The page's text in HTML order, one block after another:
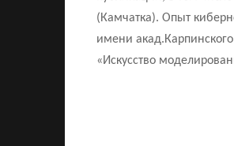
(Камчатка). Опыт
имени
«Искусство